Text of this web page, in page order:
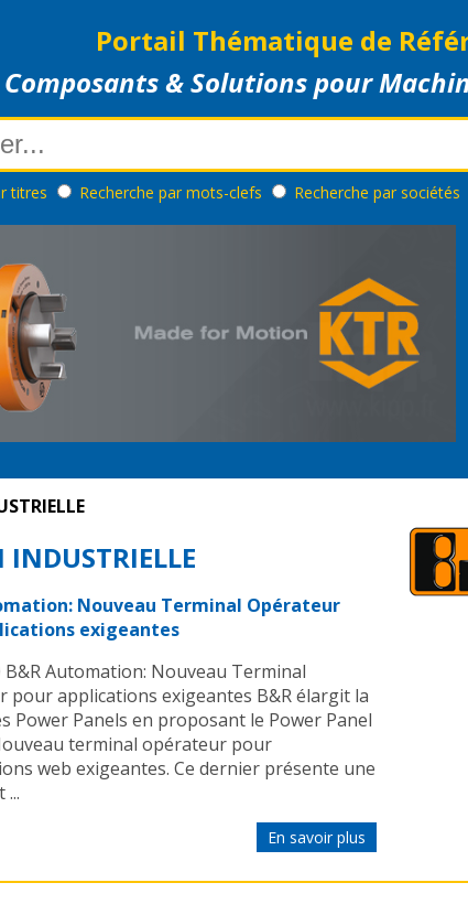
Portail Thématique de
Composants & Solutions pour
titres Recherche par mots-clefs Recherche par sociétés
Nouveau Terminal Opérateur
exigeantes
B&R Automation: Nouveau Terminal
pour applications exigeantes B&R élargit la
Power Panels en proposant le Power Panel
terminal opérateur pour
web exigeantes. Ce dernier présente une
...
En savoir plus